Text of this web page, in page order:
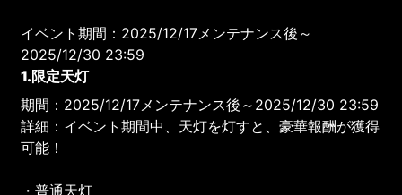
イベント期間：2025/12/17メンテナンス後～
2025/12/30 23:59
1.限定天灯
期間：2025/12/17メンテナンス後～2025/12/30 23:59
詳細：イベント期間中、天灯を灯すと、豪華報酬が獲得
可能！
・普通天灯